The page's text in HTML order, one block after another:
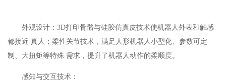
外观设计：3D打印骨骼与硅胶仿真皮技术使机器人外表和触感
都接近 真人；柔性关节技术，满足人形机器人小型化、参数可定
制、大扭矩等特殊 需求，提升了机器人动作的柔顺度。
感知与交互技术：